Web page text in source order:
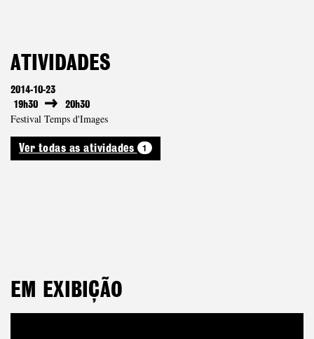
ATIVIDADES
2014-10-23
19h30
20h30
Festival Temps d'Images
Ver todas as atividades 1
EM EXIBIÇÃO